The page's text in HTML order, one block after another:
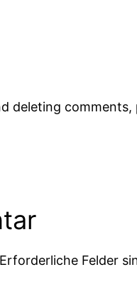
deleting
Erforderliche Felder